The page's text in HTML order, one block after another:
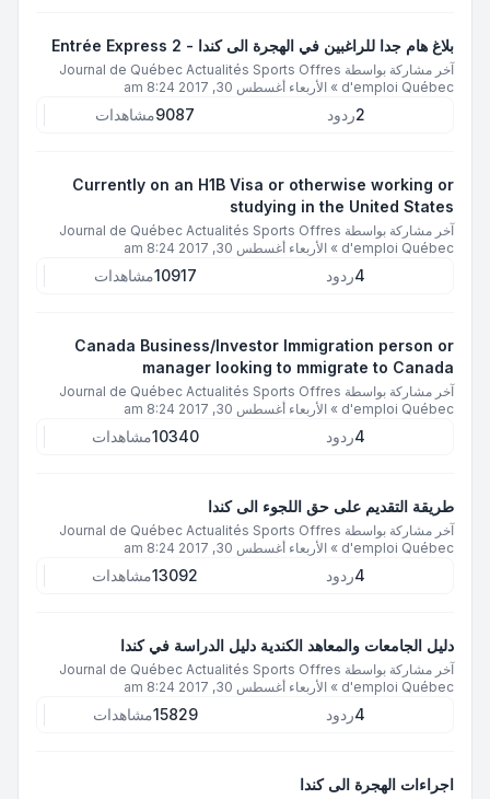
بلاغ هام جدا للراغبين في الهجرة الى كندا - Entrée Express 2
آخر مشاركة بواسطة Journal de Québec Actualités Sports Offres
d'emploi Québec
» الأربعاء أغسطس 30, 2017 8:24 am
2ردود 9087مشاهدات
Currently on an H1B Visa or otherwise working or
studying in the United States
آخر مشاركة بواسطة Journal de Québec Actualités Sports Offres
d'emploi Québec
» الأربعاء أغسطس 30, 2017 8:24 am
4ردود 10917مشاهدات
Canada Business/Investor Immigration person or
manager looking to mmigrate to Canada
آخر مشاركة بواسطة Journal de Québec Actualités Sports Offres
d'emploi Québec
» الأربعاء أغسطس 30, 2017 8:24 am
4ردود 10340مشاهدات
طريقة التقديم على حق اللجوء الى كندا
آخر مشاركة بواسطة Journal de Québec Actualités Sports Offres
d'emploi Québec
» الأربعاء أغسطس 30, 2017 8:24 am
4ردود 13092مشاهدات
دليل الجامعات والمعاهد الكندية دليل الدراسة في كندا
آخر مشاركة بواسطة Journal de Québec Actualités Sports Offres
d'emploi Québec
» الأربعاء أغسطس 30, 2017 8:24 am
4ردود 15829مشاهدات
اجراءات الهجرة الى كندا